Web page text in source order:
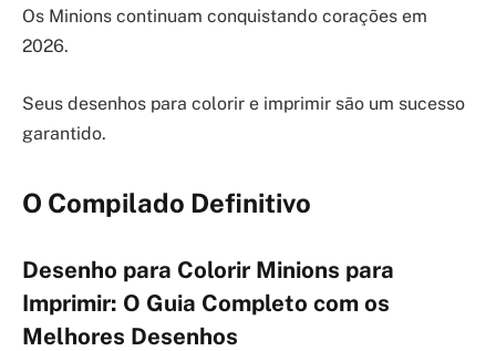
Os Minions continuam conquistando corações em
2026.
Seus desenhos para colorir e imprimir são um sucesso
garantido.
O Compilado Definitivo
Desenho para Colorir Minions para
Imprimir: O Guia Completo com os
Melhores Desenhos